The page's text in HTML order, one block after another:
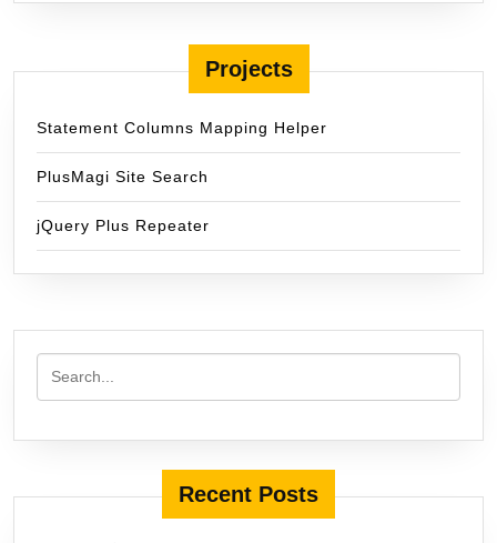
Projects
Statement Columns Mapping Helper
PlusMagi Site Search
jQuery Plus Repeater
Recent Posts